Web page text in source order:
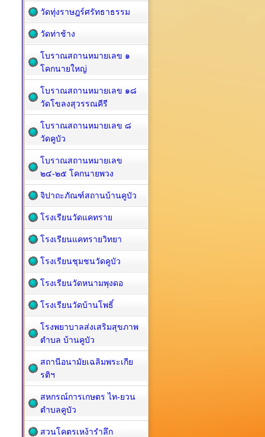
วัดทุ่งราษฎร์ศรัทธาธรรม
วัดท่าช้าง
โบราณสถานหมายเลข ๑
โคกนายใหญ่
โบราณสถานหมายเลข ๑๘
วัดโขลงสุวรรณคีรี
โบราณสถานหมายเลข ๘
วัดคูบัว
โบราณสถานหมายเลข
๒๔-๒๕ โคกนายพวง
จิปาถะภัณฑ์สถานบ้านคูบัว
โรงเรียนวัดแคทราย
โรงเรียนแคทรายวิทยา
โรงเรียนชุมชนวัดคูบัว
โรงเรียนวัดหนามพุงดอ
โรงเรียนวัดบ้านโพธิ์
โรงพยาบาลส่งเสริมสุขภาพ
ตำบล บ้านคูบัว
สถานีอนามัยเฉลิมพระเกีย
รติฯ
สหกรณ์การเกษตร ไท-ยวน
ตำบลคูบัว
สวนโคตรเหง้ารำลึก